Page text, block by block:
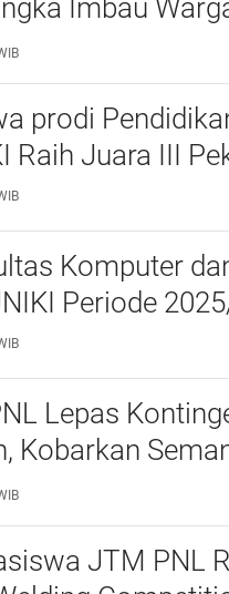
Imbau
prodi
Raih Juara III
Komputer
UNIKI Periode
Lepas
Kobarkan
JTM PNL